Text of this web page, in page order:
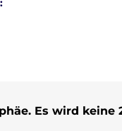
Es wird keine